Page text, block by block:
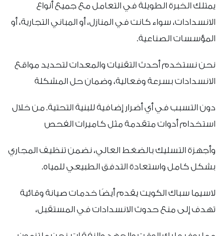
يمتلك الخبرة الطويلة في التعامل مع جميع أنواع
الانسدادات، سواء كانت في المنازل، أو المباني التجارية، أو
المؤسسات الصناعية.
نحن نستخدم أحدث التقنيات والمعدات لتحديد مواقع
الانسدادات بسرعة وفعالية، وضمان حل المشكلة
دون التسبب في أي أضرار إضافية للبنية التحتية. من خلال
استخدام أدوات متقدمة مثل كاميرات الفحص
وأجهزة التسليك بالضغط العالي، نضمن تنظيف المجاري
بشكل كامل واستعادة التدفق الطبيعي للمياه.
لاسيما سباك الكويت يقدم أيضًا خدمات صيانة وقائية
تهدف إلى منع حدوث الانسدادات في المستقبل،